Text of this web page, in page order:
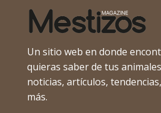
Un sitio web en donde
quieras saber de tus
noticias, artículos,
más.